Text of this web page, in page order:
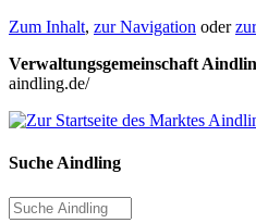
Zum Inhalt, zur Navigation oder
Verwaltungsgemeinschaft
aindling.de/
Suche Aindling